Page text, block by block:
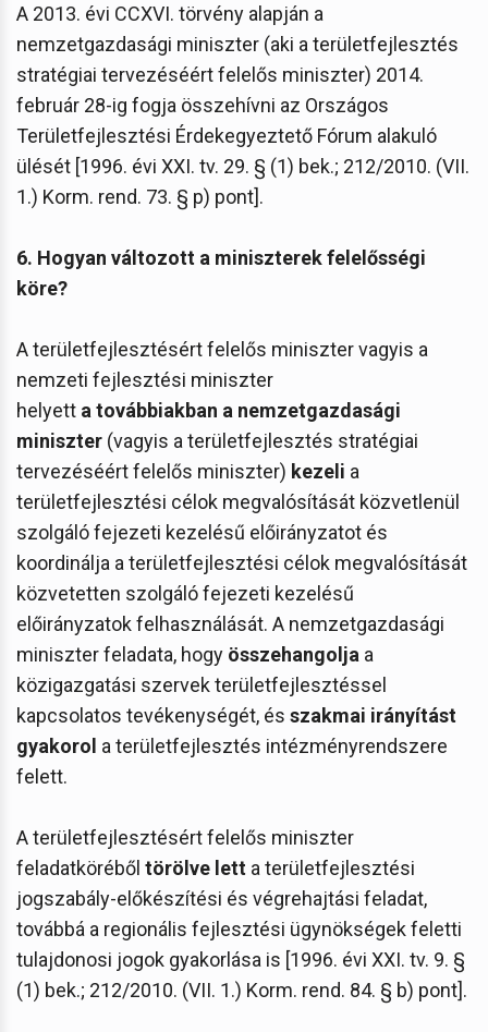
A 2013. évi CCXVI. törvény alapján a
nemzetgazdasági miniszter (aki a területfejlesztés
stratégiai tervezéséért felelős miniszter) 2014.
február 28-ig fogja összehívni az Országos
Területfejlesztési Érdekegyeztető Fórum alakuló
ülését [1996. évi XXI. tv. 29. § (1) bek.; 212/2010. (VII.
1.) Korm. rend. 73. § p) pont].
6. Hogyan változott a miniszterek felelősségi
köre?
A területfejlesztésért felelős miniszter vagyis a
nemzeti fejlesztési miniszter
helyett a továbbiakban a nemzetgazdasági
miniszter (vagyis a területfejlesztés stratégiai
tervezéséért felelős miniszter) kezeli a
területfejlesztési célok megvalósítását közvetlenül
szolgáló fejezeti kezelésű előirányzatot és
koordinálja a területfejlesztési célok megvalósítását
közvetetten szolgáló fejezeti kezelésű
előirányzatok felhasználását. A nemzetgazdasági
miniszter feladata, hogy összehangolja a
közigazgatási szervek területfejlesztéssel
kapcsolatos tevékenységét, és szakmai irányítást
gyakorol a területfejlesztés intézményrendszere
felett.
A területfejlesztésért felelős miniszter
feladatköréből törölve lett a területfejlesztési
jogszabály-előkészítési és végrehajtási feladat,
továbbá a regionális fejlesztési ügynökségek feletti
tulajdonosi jogok gyakorlása is [1996. évi XXI. tv. 9. §
(1) bek.; 212/2010. (VII. 1.) Korm. rend. 84. § b) pont].